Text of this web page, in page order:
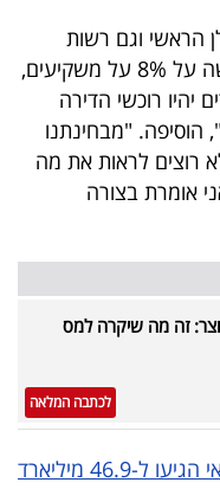
הראשי וגם רשות
המסים, צריך להשאיר את מס הרכישה על 8% על משקיעים,
יהיו רוכשי הדירה
הוסיפה. "מבחינתנו
רוצים לראות את מה
עם הירידה ל-5%. אני אומרת בצורה
זה מה שיקרה למס
לכתבה המלאה
הכנסות המדינה ממסים במאי הגיעו ל-46.9 מיליארד